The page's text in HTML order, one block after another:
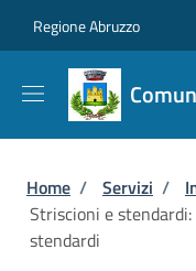
Regione Abruzzo
Briciole di
Home / Servizi /
Striscioni e
stendardi